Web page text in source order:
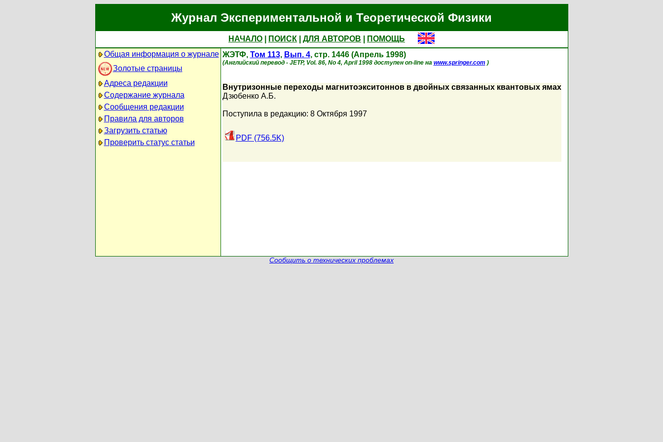
Журнал Экспериментальной и Теоретической Физики
НАЧАЛО ПОИСК ДЛЯ АВТОРОВ
ПОМОЩЬ
Общая информация о журнале
Золотые страницы
Адреса редакции
Содержание журнала
Сообщения редакции
Правила для авторов
Загрузить статью
Проверить статус статьи
ЖЭТФ, Том 113, Вып. 4, стр. 1446 (Апрель 1998)
(Английский перевод - JETP, Vol. 86, No 4, April 1998 доступен on-line на www.springer.com)
Внутризонные переходы магнитоэкситоннов в двойных связанных квантовых ямах
Дзюбенко А.Б.
Поступила в редакцию: 8 Октября 1997
PDF (756.5K)
Сообщить о технических проблемах